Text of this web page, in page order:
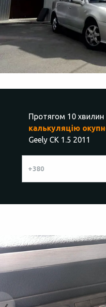
Протягом 10 хвилин
калькуляцію
Geely CK 1.5 2011